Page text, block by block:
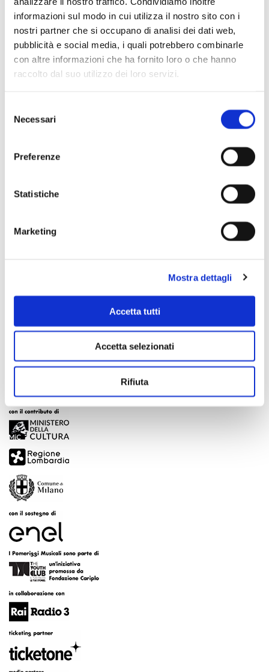
informazioni sul modo in cui utilizza il nostro sito con i
nostri partner che si occupano di analisi dei dati web,
pubblicità e social media, i quali potrebbero combinarle
con altre informazioni che ha fornito loro o che hanno
raccolto dal suo utilizzo dei loro servizi.
delNecessari
Preferenze
Statistiche
Marketing
Mostra dettagli
Accetta tutti
Accetta selezionati
Rifiuta
Scopri di più
Scopri di più